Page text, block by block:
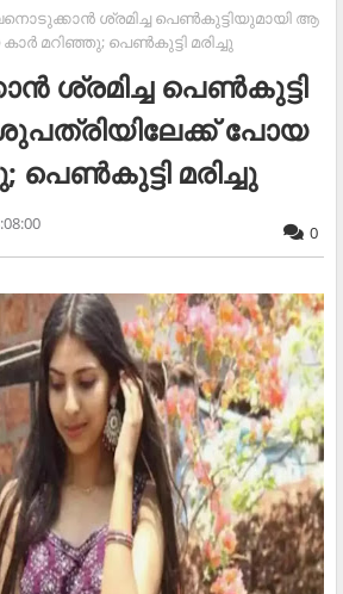
ശ്ര​മി​ച്ച പെ​ൺ​കു​ട്ടി​യു​മാ​യി ആ​
മ​റി​ഞ്ഞു; പെ​ൺ​കു​ട്ടി മ​രി​ച്ചു
ശ്ര​മി​ച്ച പെ​ൺ​കു​ട്ടി​
പോ​യ
പെ​ൺ​കു​ട്ടി മ​രി​ച്ചു
0